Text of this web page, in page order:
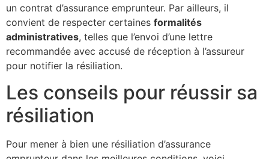
un contrat d’assurance emprunteur. Par ailleurs, il
convient de respecter certaines formalités
administratives, telles que l’envoi d’une lettre
recommandée avec accusé de réception à l’assureur
pour notifier la résiliation.
Les conseils pour réussir sa
résiliation
Pour mener à bien une résiliation d’assurance